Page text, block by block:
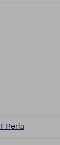
Perla